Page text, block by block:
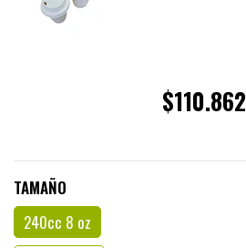
$110.862
TAMAÑO
240cc 8 oz